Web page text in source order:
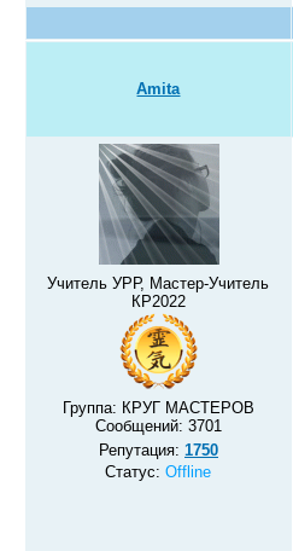
Amita
Учитель УРР, Мастер-Учитель
КР2022
Группа: КРУГ МАСТЕРОВ
Сообщений: 3701
Репутация: 1750
Статус:Offline